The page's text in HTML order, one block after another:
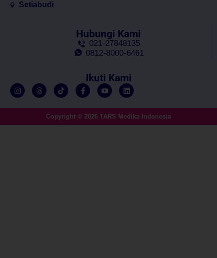
Setiabudi
Hubungi Kami
021-27848135
0812-8000-6461
Ikuti Kami
Copyright © 2026 TARS Medika Indonesia